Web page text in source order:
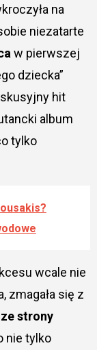
na
niezatarte
w pierwszej
dziecka”
hit
album
tylko
wcale nie
zmagała się z
strony
nie tylko